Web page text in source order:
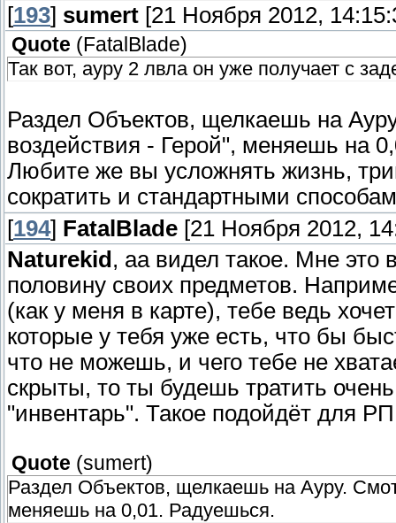
[193] sumert [21 Ноября 2012,
Quote ( FatalBlade)
Так вот, ауру 2 лвла он уже получает с
Раздел Объектов, щелкаешь на
воздействия - Герой", меняешь на
Любите же вы усложнять жизнь,
сократить и стандартными
[194] FatalBlade [21 Ноября 2012,
Naturekid , аа видел такое. Мне
половину своих предметов.
(как у меня в карте), тебе ведь
которые у тебя уже есть, что бы
что не можешь, и чего тебе не
скрыты, то ты будешь тратить
"инвентарь". Такое подойдёт для
Quote (sumert)
Раздел Объектов, щелкаешь на Ауру.
меняешь на 0,01. Радуешься.